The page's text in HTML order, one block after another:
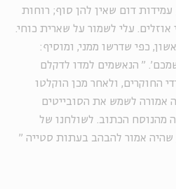
דום שאין להן סוף; רוחות
אוזלים. עלי לשמור על שארית כוחי.
כפי שדרשו ממני, ומוסיף:
" הנאשמים למדו לדקלם
החוקרים, ולאחר מכן הוקלטו
אמורה לשמש את הסובייטים
מהנוסח הכתוב. לשולחנו של
אמור להבהב בעתות סטייה "